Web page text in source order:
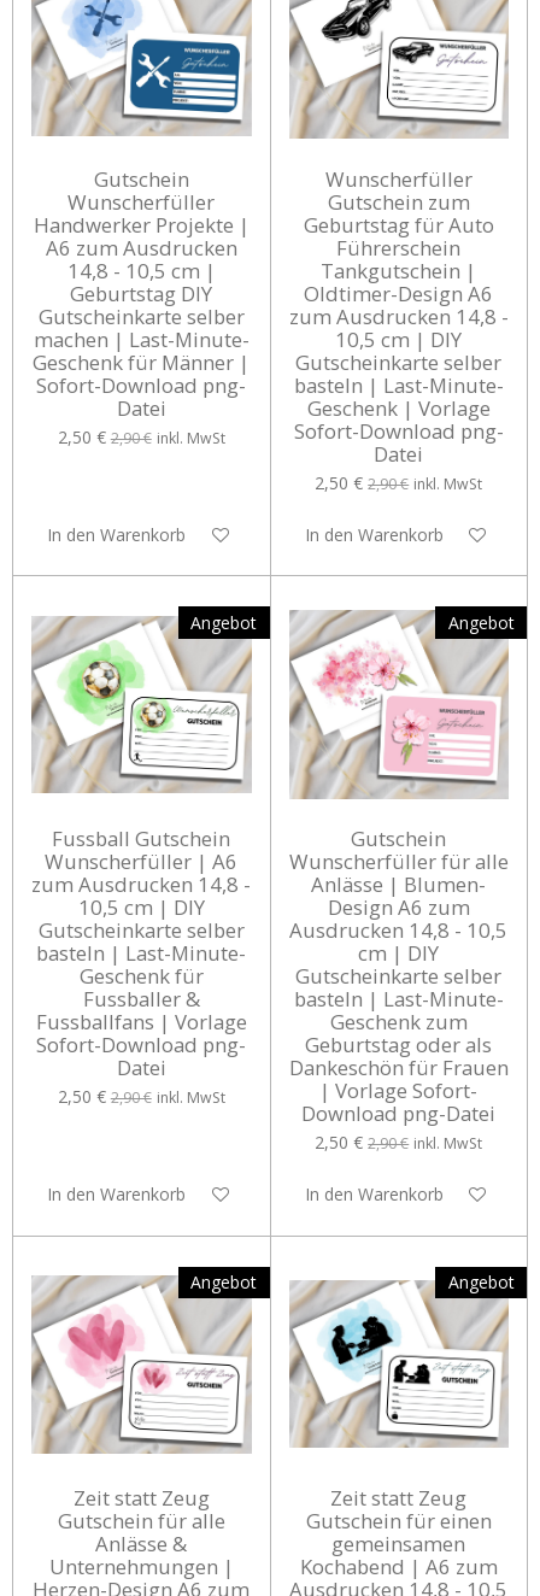
Gutschein
Wunscherfüller
Handwerker Projekte |
A6 zum Ausdrucken
14,8 - 10,5 cm |
Geburtstag DIY
Gutscheinkarte selber
machen | Last-Minute-
Geschenk für Männer |
Sofort-Download png-
Datei
2,50 € 2,90 € inkl. MwSt
In den Warenkorb
Wunscherfüller
Gutschein zum
Geburtstag für Auto
Führerschein
Tankgutschein |
Oldtimer-Design A6
zum Ausdrucken 14,8 -
10,5 cm | DIY
Gutscheinkarte selber
basteln | Last-Minute-
Geschenk | Vorlage
Sofort-Download png-
Datei
2,50 € 2,90 € inkl. MwSt
In den Warenkorb
Angebot
Fussball Gutschein
Wunscherfüller | A6
zum Ausdrucken 14,8 -
10,5 cm | DIY
Gutscheinkarte selber
basteln | Last-Minute-
Geschenk für
Fussballer &
Fussballfans | Vorlage
Sofort-Download png-
Datei
2,50 € 2,90 € inkl. MwSt
In den Warenkorb
Angebot
Gutschein
Wunscherfüller für alle
Anlässe | Blumen-
Design A6 zum
Ausdrucken 14,8 - 10,5
cm | DIY
Gutscheinkarte selber
basteln | Last-Minute-
Geschenk zum
Geburtstag oder als
Dankeschön für Frauen
| Vorlage Sofort-
Download png-Datei
2,50 € 2,90 € inkl. MwSt
In den Warenkorb
Angebot
Zeit statt Zeug
Gutschein für alle
Anlässe &
Unternehmungen |
Herzen-Design A6 zum
Angebot
Zeit statt Zeug
Gutschein für einen
gemeinsamen
Kochabend | A6 zum
Ausdrucken 14,8 - 10,5